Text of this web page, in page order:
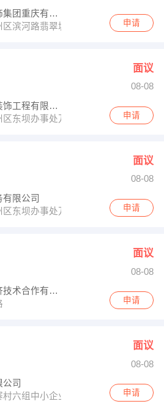
广东华浔品味装饰集团重庆有限公司广元分公
滨河路翡翠城2楼
申请
面议
08-08
广元亚度智美家装饰工程有限公司
东坝办事处万源新区文达路23号
申请
面议
08-08
限公司
区东坝办事处万源新区万达广场（西区
申请
面议
08-08
广元泰和对外经济技术合作有限公司
申请
面议
08-08
司
六组中小企业工业园
申请